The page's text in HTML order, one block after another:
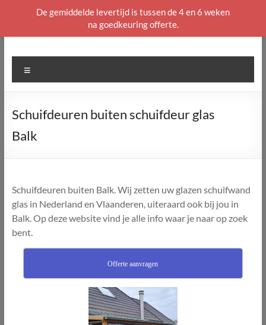
naar
Schuifdeuren buiten schuifdeur glas
Balk
Schuifdeuren buiten Balk. Wij zetten uw glazen schuifwand
glas in Nederland en Vlaanderen, uiteraard ook bij jou in
Balk. Op deze website vind je alle info waar je naar op zoek
bent.
Offerte aanvragen
De gemiddelde levertijd is tussen de 4 en 6 weken
na goedkeuring offerte.